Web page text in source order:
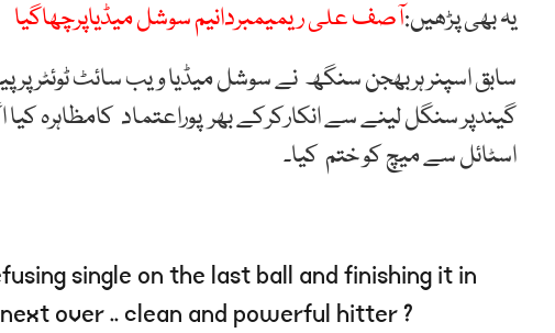
یہ بھی پڑھیں:آصف علی ریمیمبردانیم سوشل میڈیاپرچھاگیا
سابق اسپنر ہربھجن سنگھ نے سوشل میڈیا ویب سائٹ ٹوئٹر
گیندپر سنگل لینے سے انکارکرکے بھر پوراعتماد کامظاہرہ
اسٹائل سے میچ کو ختم کیا۔
single on the last ball and finishing it in
over .. clean and powerful hitter ?